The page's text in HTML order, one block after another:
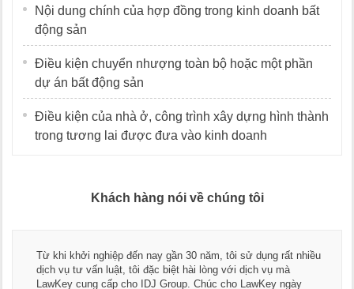
Nội dung chính của hợp đồng trong kinh doanh bất
động sản
Điều kiện chuyển nhượng toàn bộ hoặc một phần
dự án bất động sản
Điều kiện của nhà ở, công trình xây dựng hình thành
trong tương lai được đưa vào kinh doanh
Khách hàng nói về chúng tôi
Thay mặt Công ty Dương Cafe, tôi xin chân thành cảm ơn đội
ngũ luật sư, kế toán của LawKey. Thực sự yên tâm khi sử
dụng dịch vụ tư vấn pháp luật và kế toán thuế bên các bạn.